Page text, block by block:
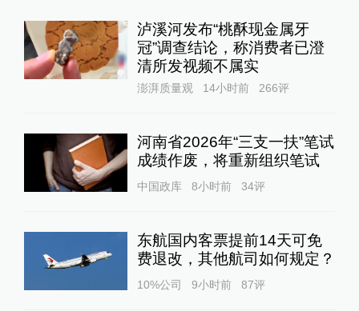
泸溪河发布“桃酥现金属牙
冠”调查结论，称消费者已澄
清所发视频不属实
澎湃质量观 14小时前 266评
河南省2026年“三支一扶”笔试
成绩作废，将重新组织笔试
中国政库 8小时前 34评
东航国内客票提前14天可免
费退改，其他航司如何规定？
10%公司 9小时前 87评